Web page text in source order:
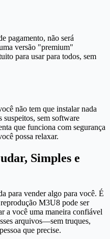
pagamento, não será
versão "premium"
para usar para todos, sem
não tem que instalar nada
suspeitos, sem software
que funciona com segurança
possa relaxar.
Simples e
para vender algo para você. É
M3U8 pode ser
a você uma maneira confiável
arquivos—sem truques,
que precise.